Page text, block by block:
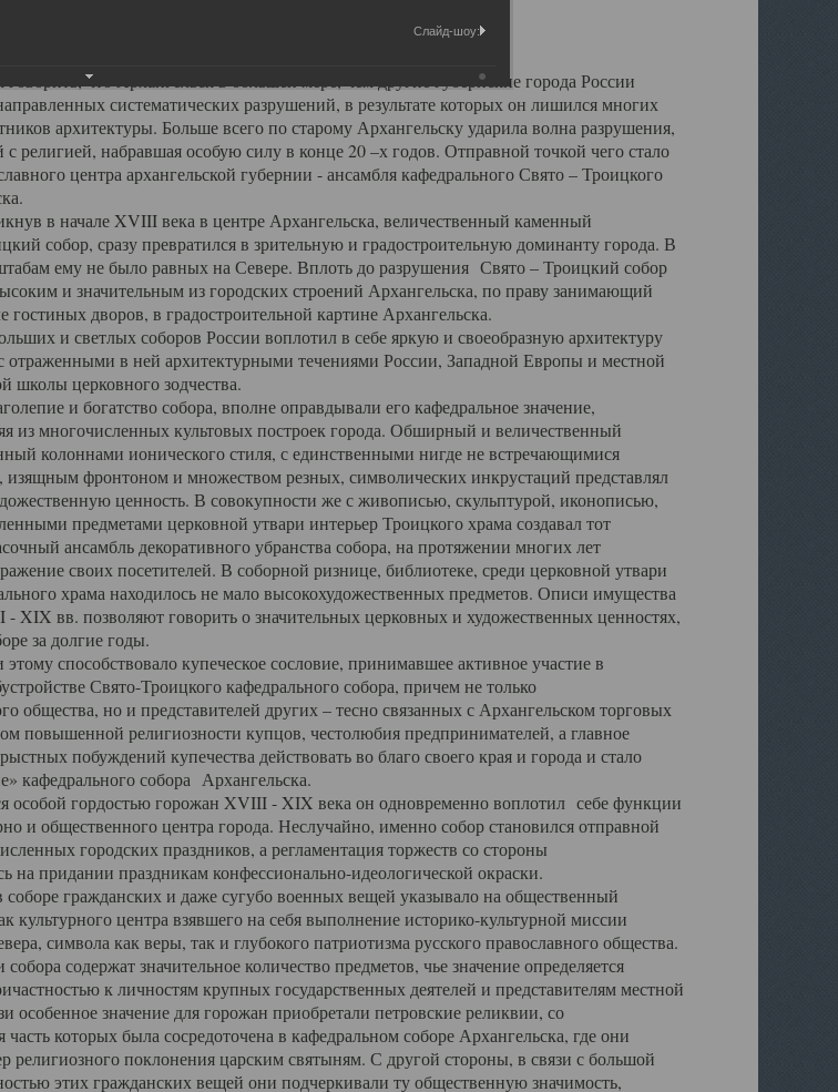
Архангельска
что Архангельск в большей мере, чем другие губернские города России
систематических разрушений, в результате которых он лишился многих
архитектуры. Больше всего по старому Архангельску ударила волна разрушения,
с религией, набравшая особую силу в конце 20 –х годов. Отправной точкой чего стало
центра архангельской губернии - ансамбля кафедрального Свято – Троицкого
XVIII века в центре Архангельска, величественный каменный
собор, сразу превратился в зрительную и градостроительную доминанту города. В
ему не было равных на Севере. Вплоть до разрушения Свято – Троицкий собор
и значительным из городских строений Архангельска, по праву занимающий
гостиных дворов, в градостроительной картине Архангельска.
и светлых соборов России воплотил в себе яркую и своеобразную архитектуру
отраженными в ней архитектурными течениями России, Западной Европы и местной
школы церковного зодчества.
и богатство собора, вполне оправдывали его кафедральное значение,
из многочисленных культовых построек города. Обширный и величественный
колоннами ионического стиля, с единственными нигде не встречающимися
изящным фронтоном и множеством резных, символических инкрустаций представлял
ценность. В совокупности же с живописью, скульптурой, иконописью,
предметами церковной утвари интерьер Троицкого храма создавал тот
ансамбль декоративного убранства собора, на протяжении многих лет
своих посетителей. В соборной ризнице, библиотеке, среди церковной утвари
храма находилось не мало высокохудожественных предметов. Описи имущества
XIX вв. позволяют говорить о значительных церковных и художественных ценностях,
за долгие годы.
способствовало купеческое сословие, принимавшее активное участие в
Свято-Троицкого кафедрального собора, причем не только
общества, но и представителей других – тесно связанных с Архангельском торговых
повышенной религиозности купцов, честолюбия предпринимателей, а главное
побуждений купечества действовать во благо своего края и города и стало
кафедрального собора Архангельска.
гордостью горожан XVIII - XIX века он одновременно воплотил себе функции
и общественного центра города. Неслучайно, именно собор становился отправной
городских праздников, а регламентация торжеств со стороны
на придании праздникам конфессионально-идеологической окраски.
гражданских и даже сугубо военных вещей указывало на общественный
культурного центра взявшего на себя выполнение историко-культурной миссии
символа как веры, так и глубокого патриотизма русского православного общества.
содержат значительное количество предметов, чье значение определяется
к личностям крупных государственных деятелей и представителям местной
особенное значение для горожан приобретали петровские реликвии, со
которых была сосредоточена в кафедральном соборе Архангельска, где они
религиозного поклонения царским святыням. С другой стороны, в связи с большой
этих гражданских вещей они подчеркивали ту общественную значимость,
Слайд-шоу: